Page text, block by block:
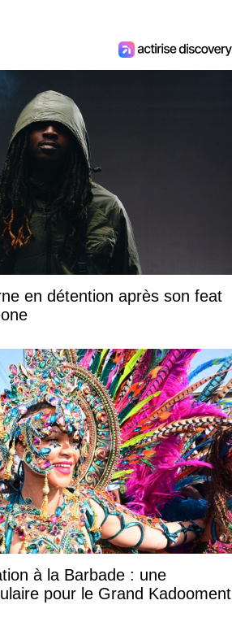
en détention après son feat
à la Barbade : une
pour le Grand Kadooment